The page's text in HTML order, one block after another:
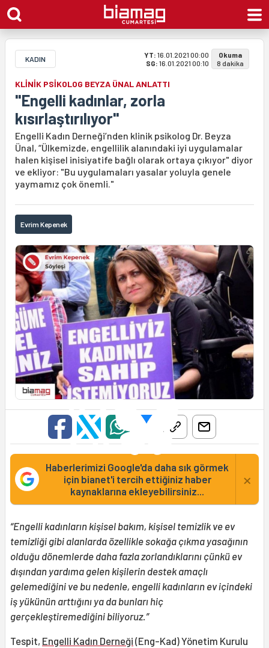
KADIN YT: 16.01.2021 00:00
SG: 16.01.2021 00:10
Okuma
8 dakika
KLİNİK PSİKOLOG BEYZA ÜNAL ANLATTI
"Engelli kadınlar, zorla
kısırlaştırılıyor"
Engelli Kadın Derneği’nden klinik psikolog Dr. Beyza
Ünal, “Ülkemizde, engellilik alanındaki iyi uygulamalar
halen kişisel inisiyatife bağlı olarak ortaya çıkıyor" diyor
ve ekliyor: "Bu uygulamaları yasalar yoluyla genele
yaymamız çok önemli."
Evrim Kepenek
Haberlerimizi Google'da daha sık görmek
için bianet'i tercih ettiğiniz haber
kaynaklarına ekleyebilirsiniz...
×
“Engelli kadınların kişisel bakım, kişisel temizlik ve ev
temizliği gibi alanlarda özellikle sokağa çıkma yasağının
olduğu dönemlerde daha fazla zorlandıklarını çünkü ev
dışından yardıma gelen kişilerin destek amaçlı
gelemediğini ve bu nedenle, engelli kadınların ev içindeki
iş yükünün arttığını ya da bunları hiç
gerçekleştiremediğini biliyoruz.”
Tespit, Engelli Kadın Derneği (Eng-Kad) Yönetim Kurulu